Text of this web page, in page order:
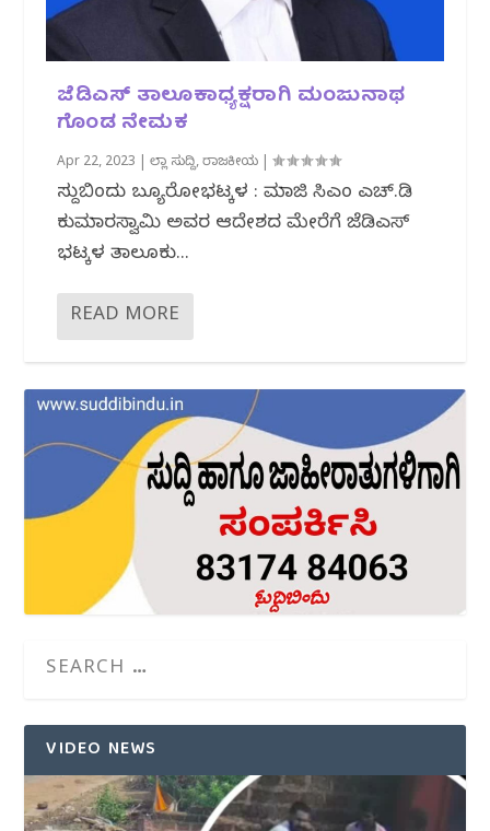
ಜೆಡಿಎಸ್ ತಾಲೂಕಾಧ್ಯಕ್ಷರಾಗಿ ಮಂಜುನಾಥ
ಗೊಂಡ ನೇಮಕ
Apr 22, 2023 |ಜಿಲ್ಲಾ ಸುದ್ದಿ,ರಾಜಕೀಯ |
ಸುದ್ದಿಬಿಂದು ಬ್ಯೂರೋಭಟ್ಕಳ : ಮಾಜಿ ಸಿಎಂ ಎಚ್.ಡಿ
ಕುಮಾರಸ್ವಾಮಿ ಅವರ ಆದೇಶದ ಮೇರೆಗೆ ಜೆಡಿಎಸ್
ಭಟ್ಕಳ ತಾಲೂಕು...
READ MORE
VIDEO NEWS